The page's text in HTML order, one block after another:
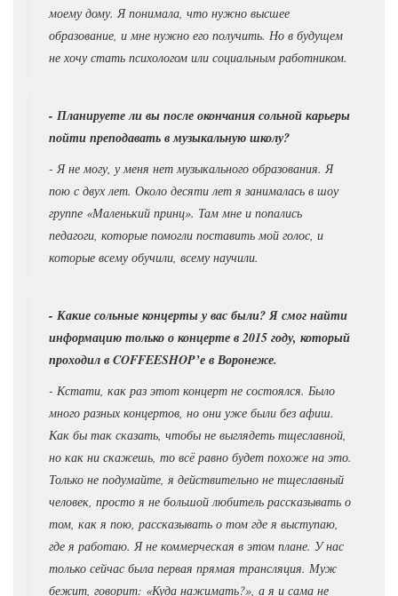
моему дому. Я понимала, что нужно высшее
образование, и мне нужно его получить. Но в будущем
не хочу стать психологом или социальным работником.
- Планируете ли вы после окончания сольной карьеры
пойти преподавать в музыкальную школу?
- Я не могу, у меня нет музыкального образования. Я
пою с двух лет. Около десяти лет я занималась в шоу
группе «Маленький принц». Там мне и попались
педагоги, которые помогли поставить мой голос, и
которые всему обучили, всему научили.
- Какие сольные концерты у вас были? Я смог найти
информацию только о концерте в 2015 году, который
проходил в COFFEESHOP’е в Воронеже.
- Кстати, как раз этот концерт не состоялся. Было
много разных концертов, но они уже были без афиш.
Как бы так сказать, чтобы не выглядеть тщеславной,
но как ни скажешь, то всё равно будет похоже на это.
Только не подумайте, я действительно не тщеславный
человек, просто я не большой любитель рассказывать о
том, как я пою, рассказывать о том где я выступаю,
где я работаю. Я не коммерческая в этом плане. У нас
только сейчас была первая прямая трансляция. Муж
бежит, говорит: «Куда нажимать?», а я и сама не